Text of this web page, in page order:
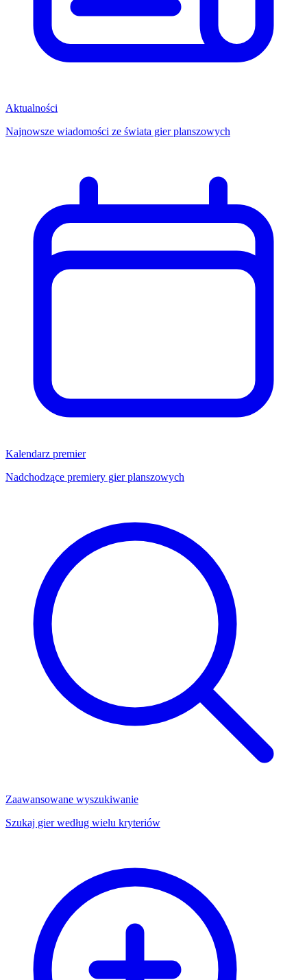
Aktualności
Najnowsze wiadomości ze świata gier planszowych
Kalendarz premier
Nadchodzące premiery gier planszowych
Zaawansowane wyszukiwanie
Szukaj gier według wielu kryteriów